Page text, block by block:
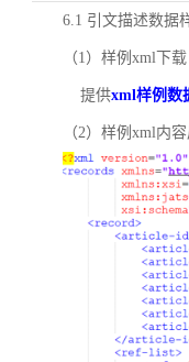
6.1 引文描述数据
（1）样例xml下载
提供xml样例数
（2）样例xml内